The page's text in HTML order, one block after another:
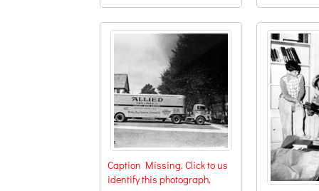
Caption Missing. Click to us
identify this photograph.